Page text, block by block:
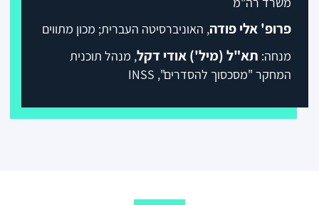
פרופ' אלי פודה, האוניברסיטה העברית; מכון מתווים
מנחה: תא"ל (מיל') אודי דקל, מנהל תוכנית
המחקר "מסכסוך להסדרים", INSS